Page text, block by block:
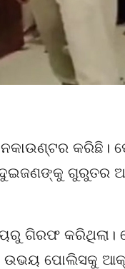
କରିଛି।
ଗୁରୁତର
ଗିରଫ କରିଥିଲା।
ଉଭୟ ପୋଲିସକୁ